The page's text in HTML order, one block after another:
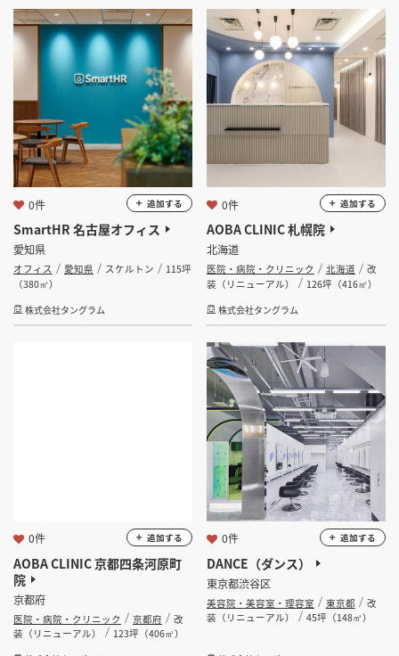
SmartHR 名古屋オフィス
愛知県
オフィス 愛知県 スケルトン
115坪
（380㎡）
株式会社タングラム
0件 追加する
AOBA CLINIC 札幌院
北海道
医院・病院・クリニック 北海道
改
装（リニューアル）
126坪（416㎡）
株式会社タングラム
0件 追加する
AOBA CLINIC 京都四条河原町
院
京都府
医院・病院・クリニック 京都府
改
装（リニューアル）
123坪（406㎡）
0件 追加する
DANCE（ダンス）
東京都渋谷区
美容院・美容室・理容室 東京都
改
装（リニューアル）
45坪（148㎡）
0件 追加する